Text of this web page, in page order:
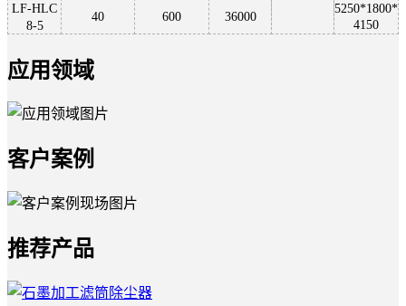
LF-HLC
8-5
40 600 36000
5250*1800*
4150
应用领域
客户案例
推荐产品